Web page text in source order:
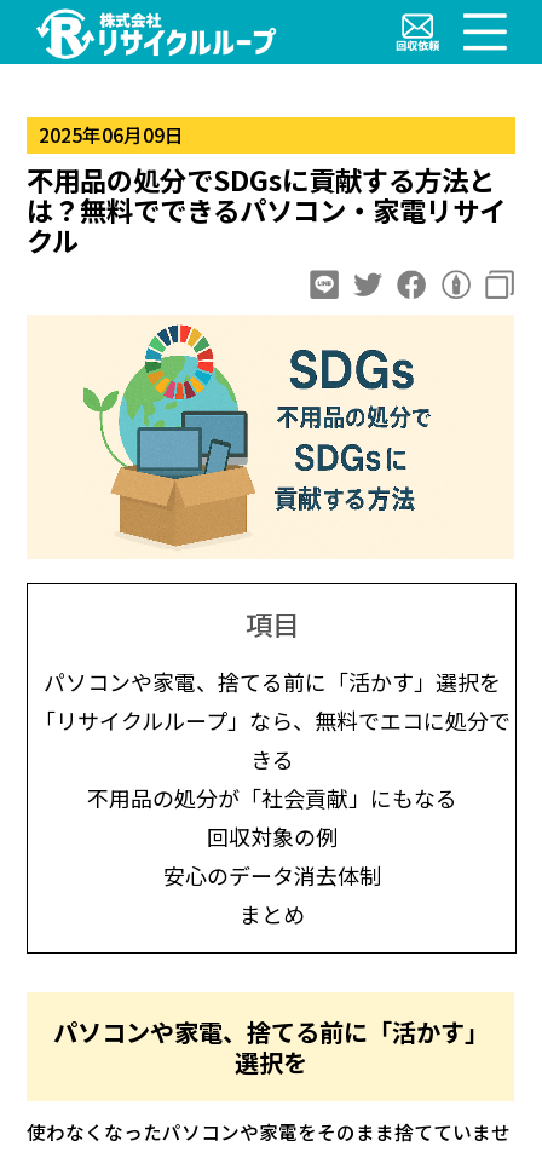
2025年06月09日
不用品の処分でSDGsに貢献する方法と
は？無料でできるパソコン・家電リサイ
クル
項目
パソコンや家電、捨てる前に「活かす」選択を
「リサイクルループ」なら、無料でエコに処分で
きる
不用品の処分が「社会貢献」にもなる
回収対象の例
安心のデータ消去体制
まとめ
パソコンや家電、捨てる前に「活かす」
選択を
使わなくなったパソコンや家電をそのまま捨てていませ